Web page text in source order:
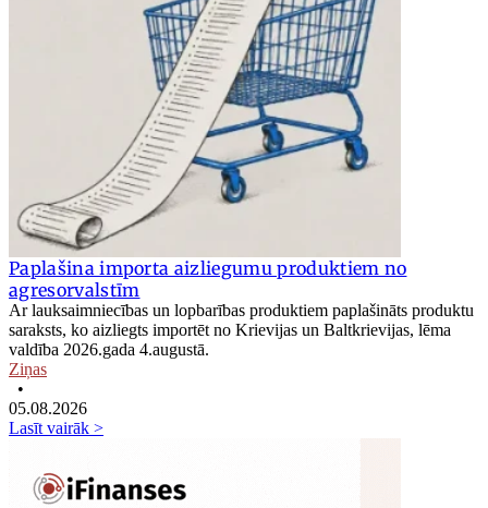
Paplašina importa aizliegumu produktiem no
agresorvalstīm
Ar lauksaimniecības un lopbarības produktiem paplašināts produktu
saraksts, ko aizliegts importēt no Krievijas un Baltkrievijas, lēma
valdība 2026.gada 4.augustā.
Ziņas
•
05.08.2026
Lasīt vairāk >